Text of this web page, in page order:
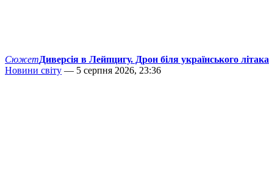
СюжетДиверсія в Лейпцигу. Дрон біля українського літака
Новини світу — 5 серпня 2026, 23:36